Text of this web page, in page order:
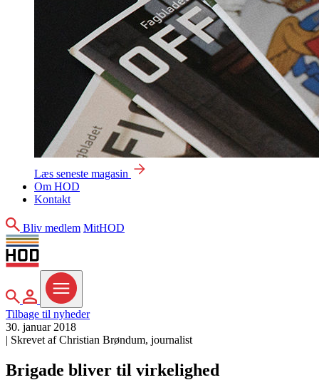
Læs seneste magasin
Om HOD
Kontakt
Søg
Bliv medlem MitHOD
MitHOD
Menu
Tilbage til nyheder
30. januar 2018
| Skrevet af Christian Brøndum, journalist
Brigade bliver til virkelighed